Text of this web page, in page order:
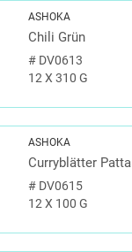
ASHOKA
Chili Grün
#DV0613
12 X 310 G
ASHOKA
Curryblätter Patta
#DV0615
12 X 100 G